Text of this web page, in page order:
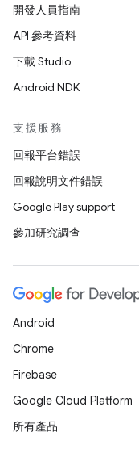
開發人員指南
API 參考資料
下載 Studio
Android NDK
支援服務
回報平台錯誤
回報說明文件錯誤
Google Play support
參加研究調查
Android
Chrome
Firebase
Google Cloud Platform
所有產品